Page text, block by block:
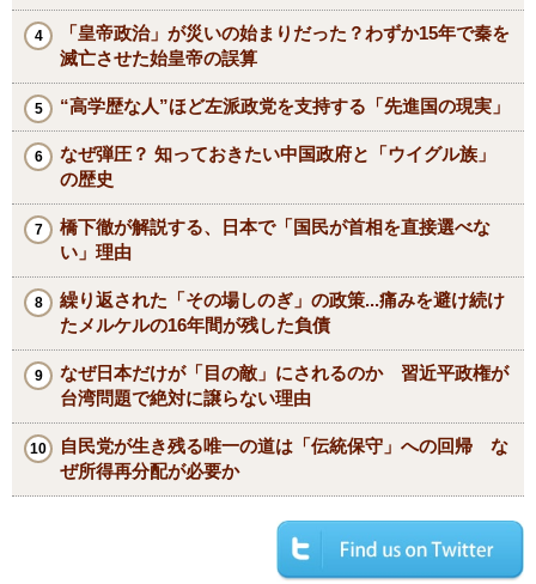
「皇帝政治」が災いの始まりだった？わずか15年で秦を
滅亡させた始皇帝の誤算
“高学歴な人”ほど左派政党を支持する「先進国の現実」
なぜ弾圧？ 知っておきたい中国政府と「ウイグル族」
の歴史
橋下徹が解説する、日本で「国民が首相を直接選べな
い」理由
繰り返された「その場しのぎ」の政策...痛みを避け続け
たメルケルの16年間が残した負債
なぜ日本だけが「目の敵」にされるのか 習近平政権が
台湾問題で絶対に譲らない理由
自民党が生き残る唯一の道は「伝統保守」への回帰 な
ぜ所得再分配が必要か